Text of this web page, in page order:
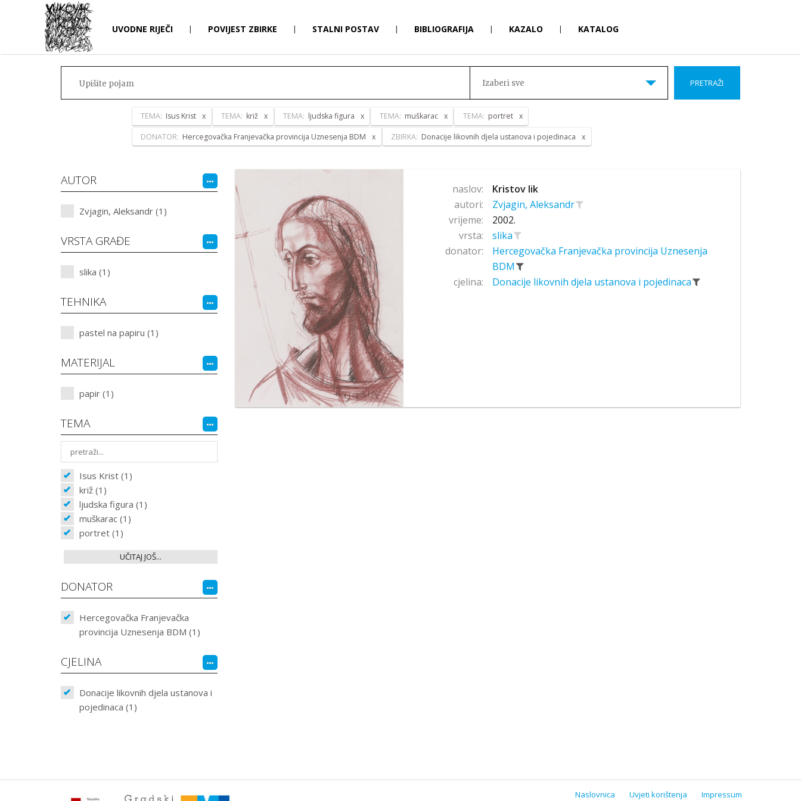
UVODNE RIJEČI | POVIJEST ZBIRKE | STALNI POSTAV | BIBLIOGRAFIJA | KAZALO | KATALOG
Izaberi sve PRETRAŽI
TEMA: Isus Krist TEMA: križ TEMA: ljudska figura TEMA: muškarac TEMA: portret
DONATOR: Hercegovačka Franjevačka provincija Uznesenja BDM ZBIRKA: Donacije likovnih djela ustanova i pojedinaca
AUTOR
Zvjagin, Aleksandr (1)
VRSTA GRAĐE
slika (1)
TEHNIKA
pastel na papiru (1)
MATERIJAL
papir (1)
TEMA
Isus Krist (1)
križ (1)
ljudska figura (1)
muškarac (1)
portret (1)
UČITAJ JOŠ...
DONATOR
Hercegovačka Franjevačka
provincija Uznesenja BDM (1)
CJELINA
Donacije likovnih djela ustanova i
pojedinaca (1)
naslov:
Kristov lik
autori:
Zvjagin, Aleksandr
vrijeme:
2002.
vrsta:
slika
donator:
Hercegovačka Franjevačka provincija Uznesenja
BDM
cjelina:
Donacije likovnih djela ustanova i pojedinaca
Naslovnica Uvjeti korištenja Impressum